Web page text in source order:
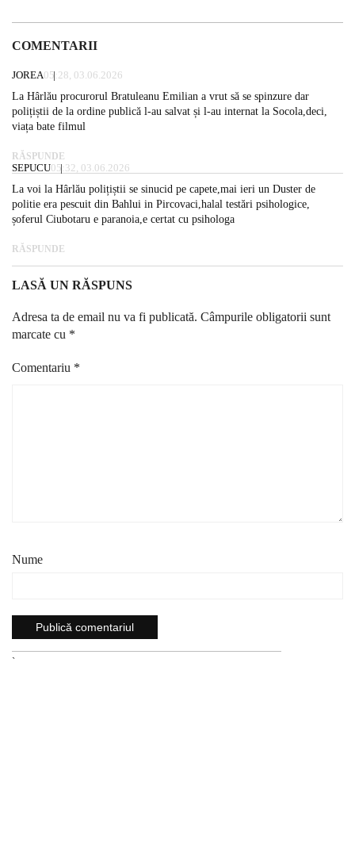
COMENTARII
JOREA05:28, 03.06.2026
La Hârlău procurorul Bratuleanu Emilian a vrut să se spinzure dar
polițiștii de la ordine publică l-au salvat și l-au internat la Socola,deci,
viața bate filmul
RĂSPUNDE
SEPUCU05:32, 03.06.2026
La voi la Hârlău polițiștii se sinucid pe capete,mai ieri un Duster de
politie era pescuit din Bahlui in Pircovaci,halal testări psihologice,
șoferul Ciubotaru e paranoia,e certat cu psihologa
RĂSPUNDE
LASĂ UN RĂSPUNS
Adresa ta de email nu va fi publicată. Câmpurile obligatorii sunt
marcate cu *
Comentariu *
Nume
`